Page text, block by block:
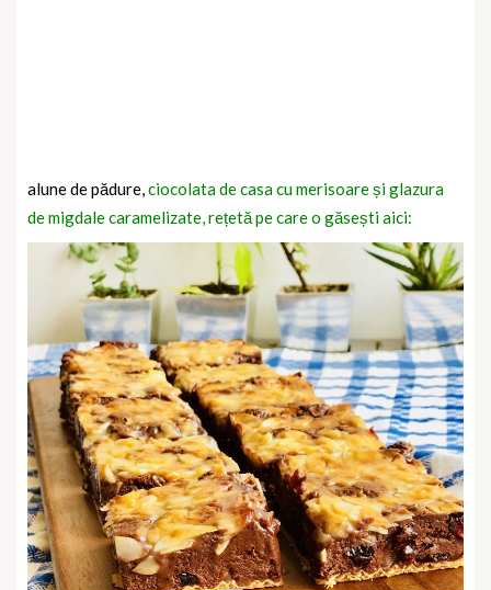
alune de pădure,ciocolata de casa cu merisoare și glazura
de migdale caramelizate, rețetă pe care o găsești aici: